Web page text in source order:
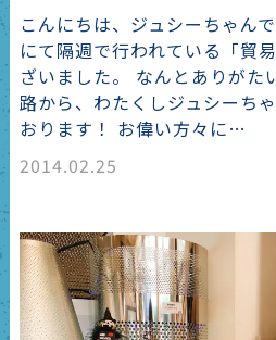
こんにちは、ジュシーちゃん
にて隔週で行われている「貿
ざいました。 なんとありがた
路から、わたくしジュシーち
おります！ お偉い方々に…
2014.02.25